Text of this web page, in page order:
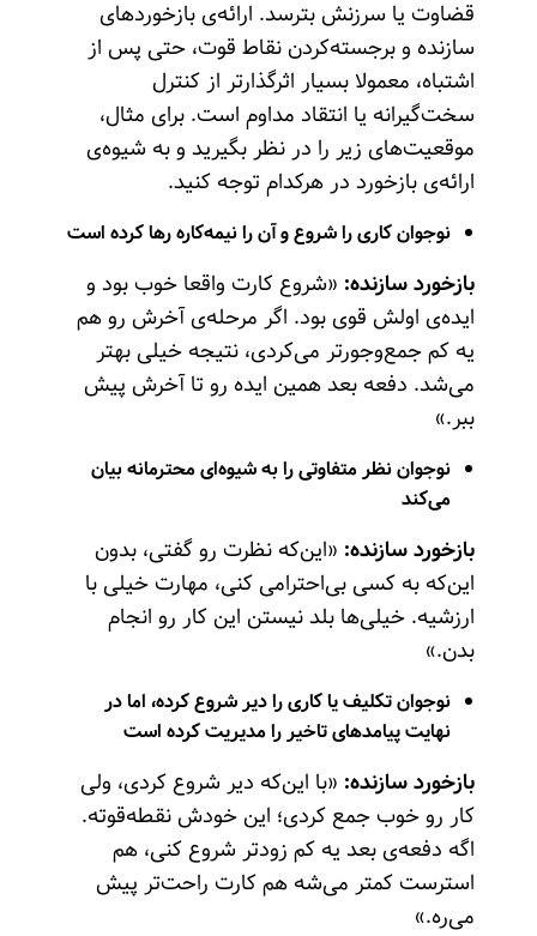
قضاوت یا سرزنش بترسد. ارائه‌ی بازخوردهای
سازنده و برجسته‌کردن نقاط قوت، حتی پس از
اشتباه، معمولا بسیار اثرگذارتر از کنترل
سخت‌گیرانه یا انتقاد مداوم است. برای مثال،
موقعیت‌های زیر را در نظر بگیرید و به شیوه‌ی
ارائه‌ی بازخورد در هرکدام توجه کنید.
نوجوان کاری را شروع و آن را نیمه‌کاره رها کرده است
بازخورد سازنده: «شروع کارت واقعا خوب بود و
ایده‌ی اولش قوی بود. اگر مرحله‌ی آخرش رو هم
یه کم جمع‌وجورتر می‌کردی، نتیجه خیلی بهتر
می‌شد. دفعه بعد همین ایده رو تا آخرش پیش
ببر.»
نوجوان نظر متفاوتی را به شیوه‌ای محترمانه بیان
می‌کند
بازخورد سازنده: «این‌که نظرت رو گفتی، بدون
این‌که به کسی بی‌احترامی کنی، مهارت خیلی با
ارزشیه. خیلی‌ها بلد نیستن این کار رو انجام
بدن.»
نوجوان تکلیف یا کاری را دیر شروع کرده، اما در
نهایت پیامدهای تاخیر را مدیریت کرده است
بازخورد سازنده: «با این‌که دیر شروع کردی، ولی
کار رو خوب جمع کردی؛ این خودش نقطه‌قوته.
اگه دفعه‌ی بعد یه کم زودتر شروع کنی، هم
استرست کمتر می‌شه هم کارت راحت‌تر پیش
می‌ره.»